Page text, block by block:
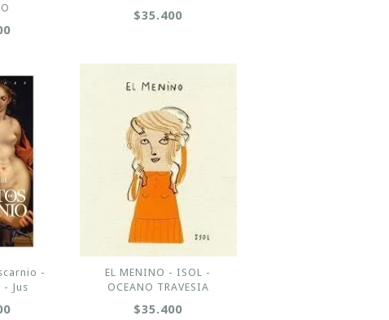
$35.400
-
Jus
EL MENINO - ISOL -
OCEANO TRAVESIA
$35.400